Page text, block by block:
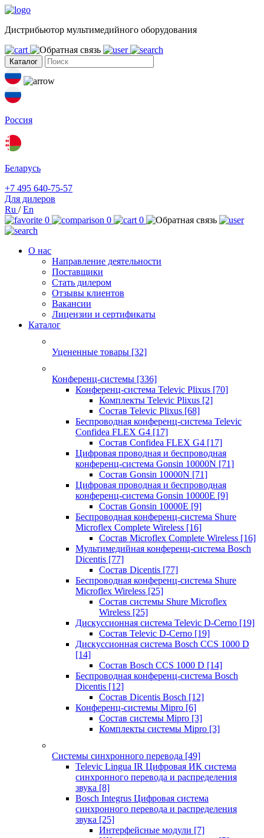
Дистрибьютор мультимедийного оборудования
Каталог
Россия
Беларусь
+7 495 640-75-57
Для дилеров
Ru /En
0
0 0
О нас
Направление деятельности
Поставщики
Стать дилером
Отзывы клиентов
Вакансии
Лицензии и сертификаты
Каталог
Уцененные товары [32]
Конференц-системы [336]
Конференц-система Televic Plixus [70]
Комплекты Televic Plixus [2]
Состав Televic Plixus [68]
Беспроводная конференц-система Televic
Confidea FLEX G4 [17]
Состав Confidea FLEX G4 [17]
Цифровая проводная и беспроводная
конференц-система Gonsin 10000N [71]
Состав Gonsin 10000N [71]
Цифровая проводная и беспроводная
конференц-система Gonsin 10000E [9]
Состав Gonsin 10000E [9]
Беспроводная конференц-система Shure
Microflex Complete Wireless [16]
Состав Microflex Complete Wireless [16]
Мультимедийная конференц-система Bosch
Dicentis [77]
Состав Dicentis [77]
Беспроводная конференц-система Shure
Microflex Wireless [25]
Состав системы Shure Microflex
Wireless [25]
Дискуссионная система Televic D-Cerno [19]
Состав Televic D-Cerno [19]
Дискуссионная система Bosch CCS 1000 D
[14]
Состав Bosch CCS 1000 D [14]
Беспроводная конференц-система Bosch
Dicentis [12]
Состав Dicentis Bosch [12]
Конференц-системы Mipro [6]
Состав системы Mipro [3]
Комплекты системы Mipro [3]
Системы синхронного перевода [49]
Televic Lingua IR Цифровая ИК система
синхронного перевода и распределения
звука [8]
Bosch Integrus Цифровая система
синхронного перевода и распределения
звука [25]
Интерфейсные модули [7]